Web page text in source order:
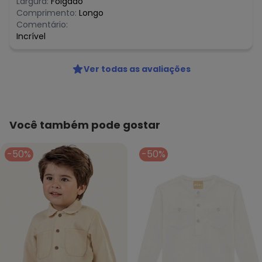
março/2026
fevereiro/2026
Comprimento: Longo
Comentário:
Incrível
Ver todas as avaliações
Você também pode gostar
-50% -50%